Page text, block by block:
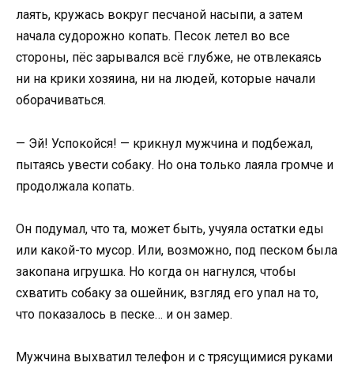
лаять, кружась вокруг песчаной насыпи, а затем
начала судорожно копать. Песок летел во все
стороны, пёс зарывался всё глубже, не отвлекаясь
ни на крики хозяина, ни на людей, которые начали
оборачиваться.
— Эй! Успокойся! — крикнул мужчина и подбежал,
пытаясь увести собаку. Но она только лаяла громче и
продолжала копать.
Он подумал, что та, может быть, учуяла остатки еды
или какой-то мусор. Или, возможно, под песком была
закопана игрушка. Но когда он нагнулся, чтобы
схватить собаку за ошейник, взгляд его упал на то,
что показалось в песке… и он замер.
Мужчина выхватил телефон и с трясущимися руками